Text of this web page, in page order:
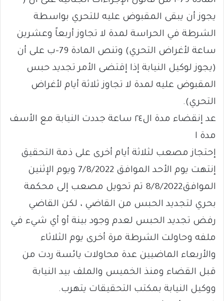
يجوز أن يبقى المقبوض عليه للتحري بواسطة
الشرطة في الحراسة لمدة لا تجاوز أربعاً وعشرين
ساعة لأغراض التحري) وتنص المادة 79-ب على أن
(يجوز لوكيل النيابة إذا إقتضى الأمر تجديد حبس
المقبوض عليه لمدة لا تجاوز ثلاثة أيام لأغراض
التحري).
عد إنقضاء مدة ال٢٤ ساعة جددت النيابة مع الأسف
مدة ا
إحتجاز مصعب لثلاثة أيام أخرى على ذمة التحقيق
إنتهت يوم الأحد الموافق 7/8/2022 ويوم الإثنين
الموافق8/8/2022 تم تحويل مصعب إلى محكمة
بحري لتجديد الحبس من القاضي ، لكن القاضي
رفض تجديد الحبس لعدم وجود بينة أو أي شيء في
ملفه وحاولت الشرطة مرة أخرى يوم الثلاثاء
والأربعاء الماضيين عدة محاولات يائسة ردت من
قبل القضاء ومنذ الخميس والملف بيد النيابة
ووكيل النيابة بمكتب التحقيقات يتهرب.